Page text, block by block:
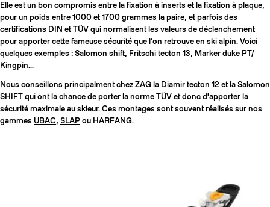
Elle est un bon compromis entre la fixation à inserts et la fixation à plaque,
pour un poids entre 1000 et 1700 grammes la paire, et parfois des
certifications DIN et TÜV qui normalisent les valeurs de déclenchement
pour apporter cette fameuse sécurité que l’on retrouve en ski alpin. Voici
quelques exemples : Salomon shift, Fritschi tecton 13, Marker duke PT/
Kingpin...
Nous conseillons principalment chez ZAG la Diamir tecton 12 et la Salomon
SHIFT qui ont la chance de porter la norme TÜV et donc d'apporter la
sécurité maximale au skieur. Ces montages sont souvent réalisés sur nos
gammes UBAC, SLAP ou HARFANG.